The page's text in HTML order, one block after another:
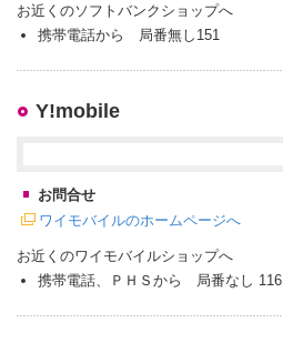
お近くのソフトバンクショップへ
携帯電話から 局番無し151
Y!mobile
お問合せ
ワイモバイルのホームページへ
お近くのワイモバイルショップへ
携帯電話、ＰＨＳから 局番なし 116